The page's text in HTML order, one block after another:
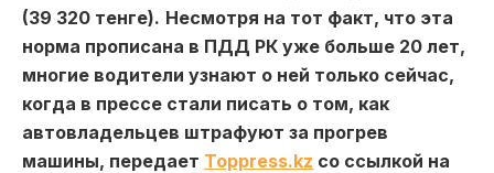
(39 320 тенге). Несмотря на тот факт, что эта
норма прописана в ПДД РК уже больше 20 лет,
многие водители узнают о ней только сейчас,
когда в прессе стали писать о том, как
автовладельцев штрафуют за прогрев
машины, передает Toppress.kz со ссылкой на